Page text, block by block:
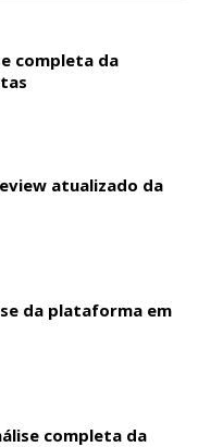
completa da
atualizado da
da plataforma em
completa da